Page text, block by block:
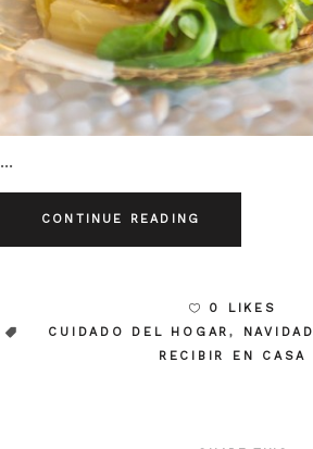
CONTINUE READING
0 LIKES
CUIDADO DEL HOGAR , NAVIDAD
RECIBIR EN CASA